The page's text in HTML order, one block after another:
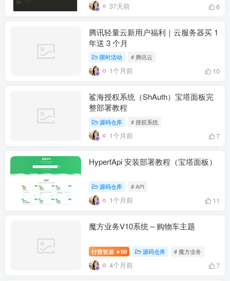
37天前 6
腾讯轻量云新用户福利｜云服务器买 1
年送 3 个月
限时活动 # 腾讯云
1个月前 10
鲨海授权系统（ShAuth）宝塔面板完
整部署教程
源码仓库 # 授权系统
1个月前 7
HyperfApi 安装部署教程（宝塔面板）
源码仓库 # API
1个月前 11
魔方业务V10系统 – 购物车主题
付费资源 ￥99 源码仓库 # 魔方业务
4个月前 7